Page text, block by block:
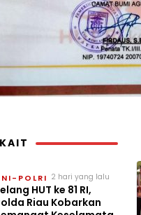
POLRI 2 hari yang lalu
HUT ke 81 RI,
Riau Kobarkan